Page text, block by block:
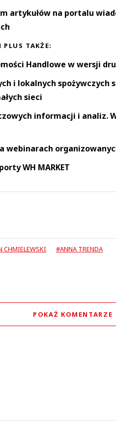
artykułów na portalu
PLUS TAKŻE:
Handlowe w wersji
i lokalnych spożywczych
sieci
informacji i analiz.
webinarach
WH MARKET
CHMIELEWSKI #ANNA TRENDA
POKAŻ KOMENTARZE